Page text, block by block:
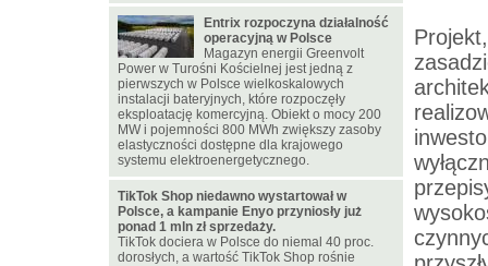
Entrix rozpoczyna działalność
operacyjną w Polsce
Magazyn energii Greenvolt
Power w Turośni Kościelnej jest jedną z
pierwszych w Polsce wielkoskalowych
instalacji bateryjnych, które rozpoczęły
eksploatację komercyjną. Obiekt o mocy 200
MW i pojemności 800 MWh zwiększy zasoby
elastyczności dostępne dla krajowego
systemu elektroenergetycznego.
TikTok Shop niedawno wystartował w
Polsce, a kampanie Enyo przyniosły już
ponad 1 mln zł sprzedaży.
TikTok dociera w Polsce do niemal 40 proc.
dorosłych, a wartość TikTok Shop rośnie